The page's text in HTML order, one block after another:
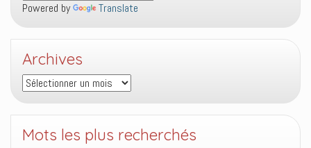
Powered by Translate
Archives
Archives
Mots les plus recherchés